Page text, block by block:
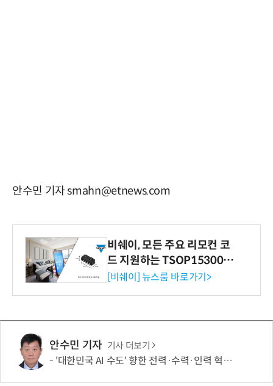
안수민 기자 smahn@etnews.com
비쉐이, 모든 주요 리모컨 코
드 지원하는 TSOP15300 시
리즈 IR 수신기 출시
[비쉐이] 뉴스룸 바로가기>
안수민 기자 기사 더보기
'대한민국 AI 수도' 향한 전력·수력·인력 혁신 시동…'충남 3력 혁신 TF 회의 첫 개최